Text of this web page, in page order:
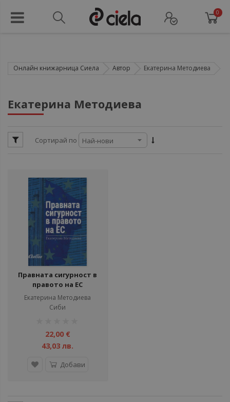
0
Онлайн книжарница Сиела Автор Екатерина Методиева
Екатерина Методиева
Сортирай по
Правната сигурност в
правото на ЕС
Екатерина Методиева
Сиби
22,00 €
43,03 лв.
Добави